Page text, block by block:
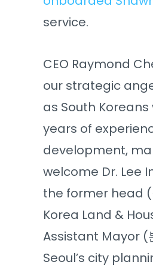
service.
CEO Raymond
our strategic
as South
years of
development,
welcome Dr. Lee
the former head (
Korea Land &
Assistant Mayor (
Seoul’s city